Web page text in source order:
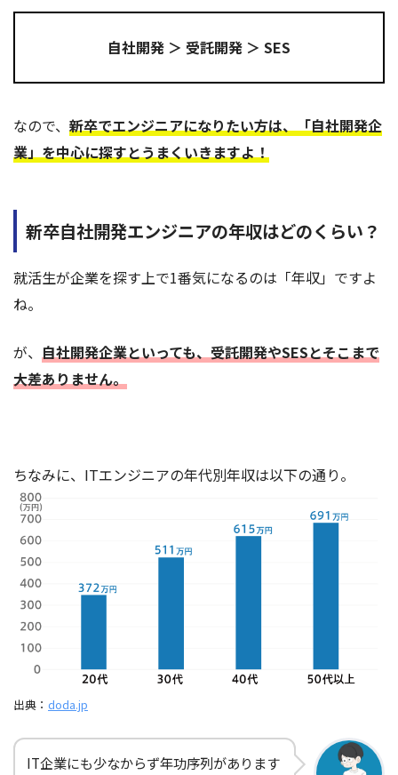
自社開発 ＞ 受託開発 ＞ SES
なので、 新卒でエンジニアになりたい方は、「自社開発企
業」を中心に探すとうまくいきますよ！
新卒自社開発エンジニアの年収はどのくらい？
就活生が企業を探す上で1番気になるのは「年収」ですよ
ね。
が、 自社開発企業といっても、受託開発やSESとそこまで
大差ありません。
ちなみに、ITエンジニアの年代別年収は以下の通り。
出典： doda.jp
IT企業にも少なからず年功序列があります